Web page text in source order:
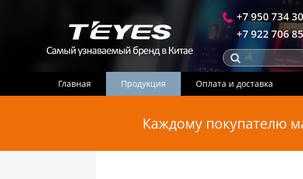
+7 950 734
+7 922 706
Главная Продукция Оплата и доставка
Каждому покупателю